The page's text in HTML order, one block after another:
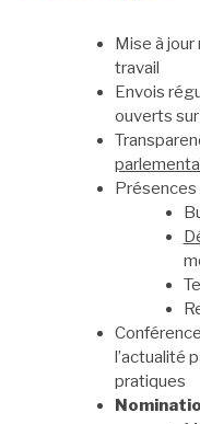
Mise à
travail
Envois
ouverts
Présences
l’actualité
pratiques